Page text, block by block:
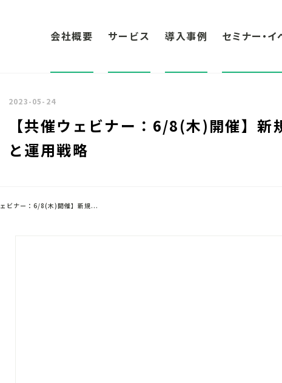
会社概要 サービス 導入事例 セミナー・イ
2023-05-24
【共催ウェビナー：6/8(木)開催】
と運用戦略
ェビナー：6/8(木)開催】新規...